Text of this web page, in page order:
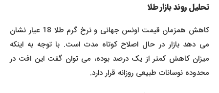
تحلیل روند بازار طلا
کاهش همزمان قیمت اونس جهانی و نرخ گرم طلا 18 عیار نشان
می دهد بازار در حال اصلاح کوتاه مدت است. با توجه به اینکه
میزان کاهش کمتر از یک درصد بوده، می توان گفت این افت در
محدوده نوسانات طبیعی روزانه قرار دارد.